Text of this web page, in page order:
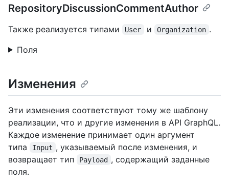
RepositoryDiscussionCommentAuthor
Также реализуется типами User и Organization .
Поля
Изменения
Эти изменения соответствуют тому же шаблону
реализации, что и другие изменения в API GraphQL.
Каждое изменение принимает один аргумент
типа
Input , указываемый после изменения, и
возвращает тип
Payload , содержащий заданные
поля.